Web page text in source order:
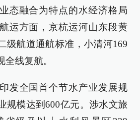
态融合为特点的水经济格局
运方面，京杭运河山东段黄
级航道通航标准，小清河169
线复航。
发全国首个节水产业发展规
规模达到600亿元。涉水文旅